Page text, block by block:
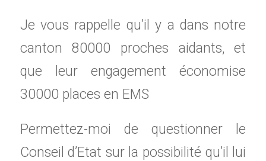
Je vous rappelle qu’il y a dans notre
canton 80000 proches aidants, et
que leur engagement économise
30000 places en EMS
Permettez-moi de questionner le
Conseil d’Etat sur la possibilité qu’il lui